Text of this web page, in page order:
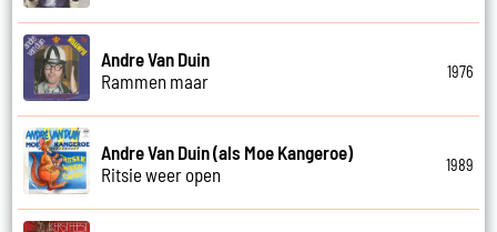
Andre Van Duin
Rammen maar
1976
Andre Van Duin (als Moe Kangeroe)
Ritsie weer open
1989